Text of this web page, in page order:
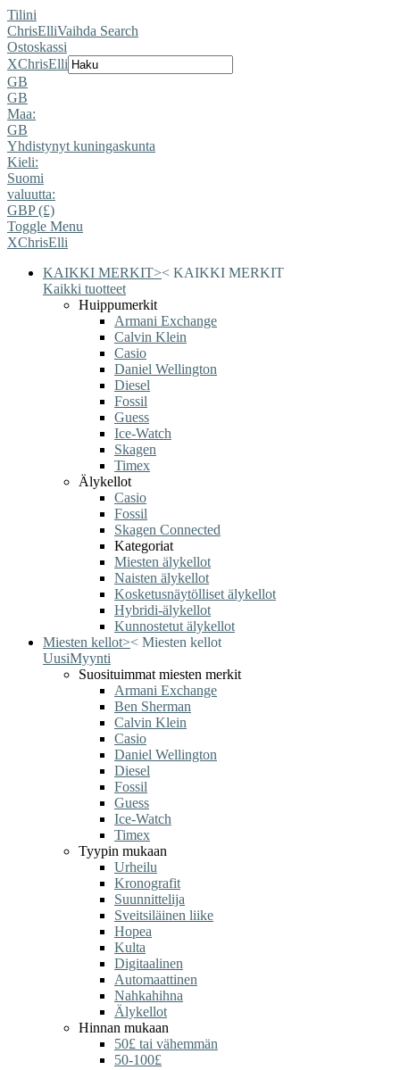
Tilini
ChrisElliVaihda Search
Ostoskassi
XChrisElli
GB
GB
Maa:
GB
Yhdistynyt kuningaskunta
Kieli:
Suomi
valuutta:
GBP (£)
Toggle Menu
XChrisElli
KAIKKI MERKIT>< KAIKKI MERKIT
Kaikki tuotteet
Huippumerkit
Armani Exchange
Calvin Klein
Casio
Daniel Wellington
Diesel
Fossil
Guess
Ice-Watch
Skagen
Timex
Älykellot
Casio
Fossil
Skagen Connected
Kategoriat
Miesten älykellot
Naisten älykellot
Kosketusnäytölliset älykellot
Hybridi-älykellot
Kunnostetut älykellot
Miesten kellot>< Miesten kellot
UusiMyynti
Suosituimmat miesten merkit
Armani Exchange
Ben Sherman
Calvin Klein
Casio
Daniel Wellington
Diesel
Fossil
Guess
Ice-Watch
Timex
Tyypin mukaan
Urheilu
Kronografit
Suunnittelija
Sveitsiläinen liike
Hopea
Kulta
Digitaalinen
Automaattinen
Nahkahihna
Älykellot
Hinnan mukaan
50£ tai vähemmän
50-100£